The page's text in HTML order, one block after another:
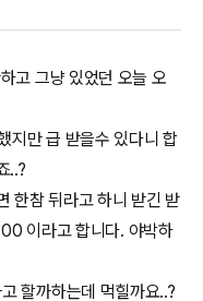
고 그냥 있었던 오늘 오
지만 급 받을수 있다니 합
..?
한참 뒤라고 하니 받긴 받
이라고 합니다. 야박하
할까하는데 먹힐까요..?